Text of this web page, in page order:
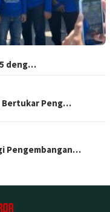
deng…
Bertukar Peng…
Pengembangan…